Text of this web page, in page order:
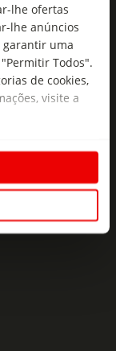
lhe ofertas
lhe anúncios
garantir uma
Todos".
de cookies,
visite a
no